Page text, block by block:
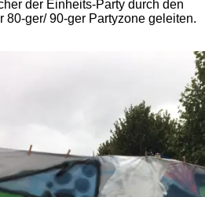
der Einheits-Party durch den
80-ger/ 90-ger Partyzone geleiten.